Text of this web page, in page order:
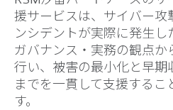
援サービスは、サイバー攻
ンシデントが実際に発生し
ガバナンス・実務の観点か
行い、被害の最小化と早期
までを一貫して支援するこ
す。